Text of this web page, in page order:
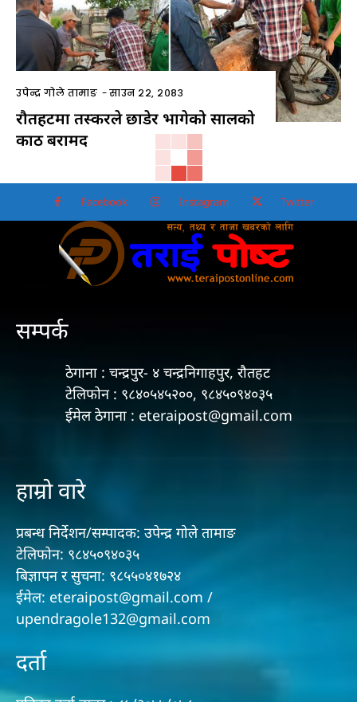
उपेन्द्र गोले तामाङ -साउन २२, २०८३
रौतहटमा तस्करले छाडेर भागेको सालको
काठ बरामद
Facebook Instagram Twitter
सम्पर्क
ठेगाना : चन्द्रपुर- ४ चन्द्रनिगाहपुर, रौतहट
टेलिफोन : ९८४०५४५२००, ९८४५०९४०३५
ईमेल ठेगाना : eteraipost@gmail.com
हाम्रो वारे
प्रबन्ध निर्देशन/सम्पादक: उपेन्द्र गोले तामाङ
टेलिफोन: ९८४५०९४०३५
बिज्ञापन र सुचना: ९८५५०४१७२४
ईमेल: eteraipost@gmail.com /
upendragole132@gmail.com
दर्ता